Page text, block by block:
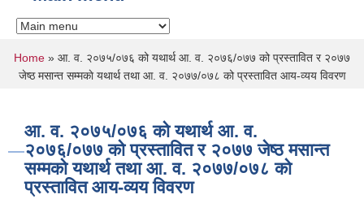
You are here
Home » आ. व. २०७५/०७६ को यथार्थ आ. व. २०७६/०७७ को प्रस्तावित र २०७७
जेष्ठ मसान्त सम्मकाे यथार्थ तथा आ. व. २०७७/०७८ को प्रस्तावित आय-व्यय विवरण
आ. व. २०७५/०७६ को यथार्थ आ. व.
२०७६/०७७ को प्रस्तावित र २०७७ जेष्ठ मसान्त
सम्मकाे यथार्थ तथा आ. व. २०७७/०७८ को
प्रस्तावित आय-व्यय विवरण